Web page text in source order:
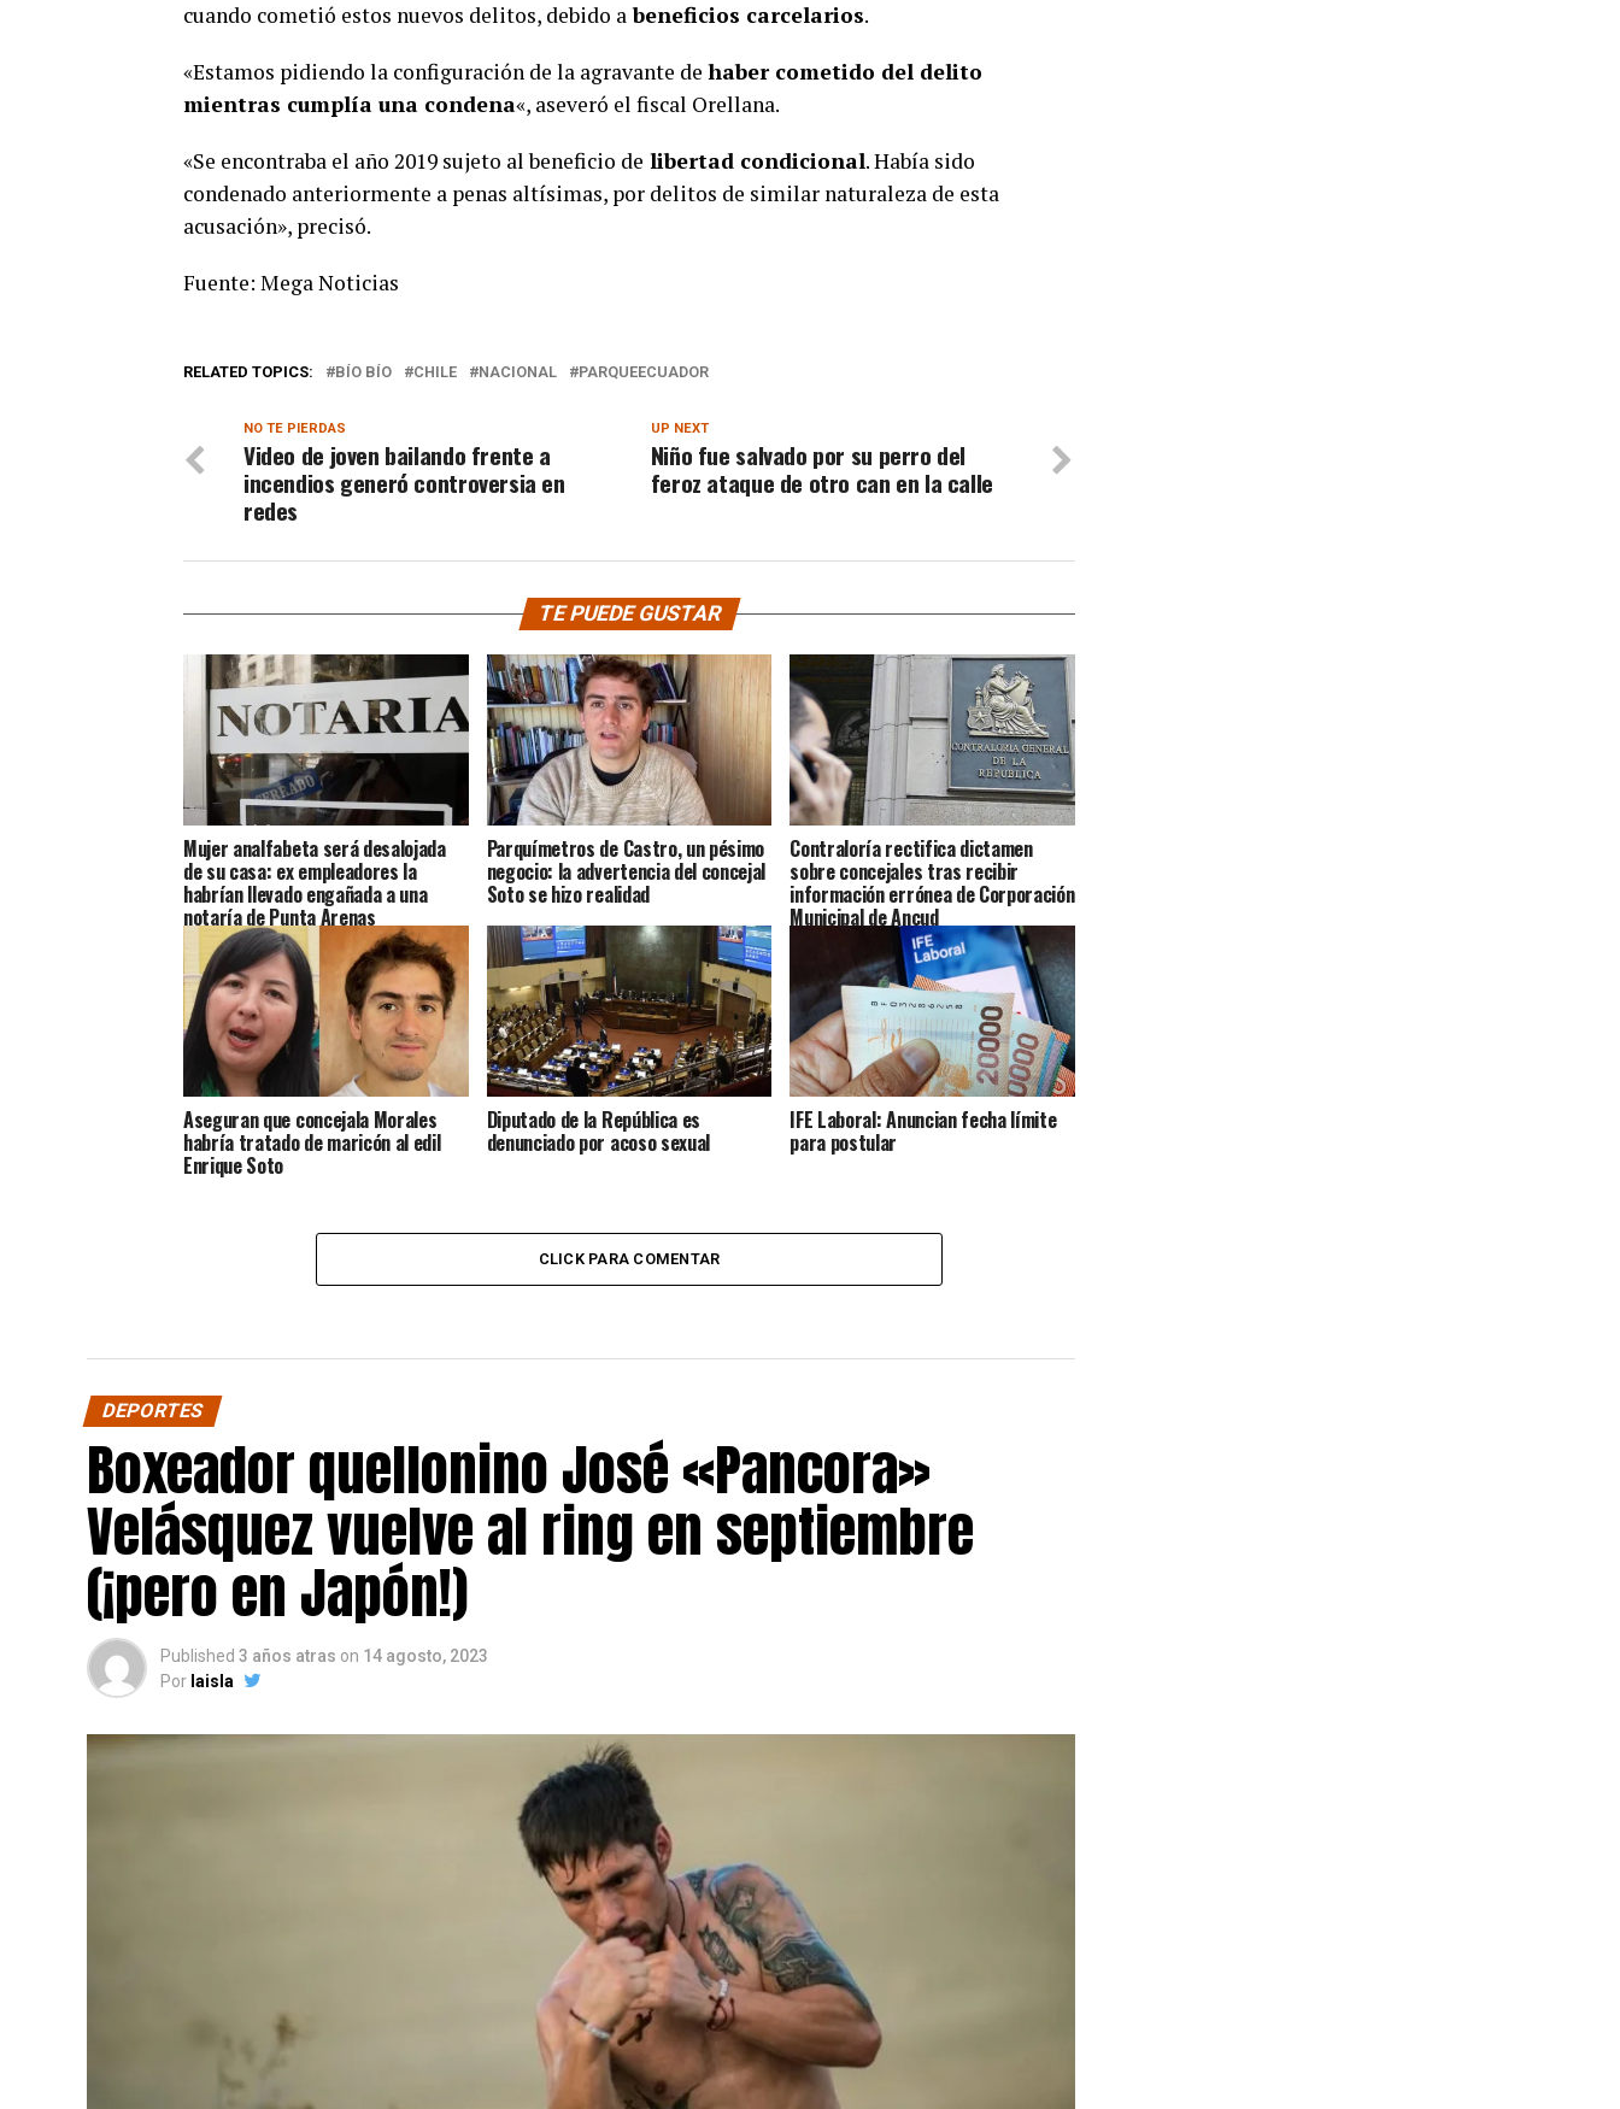
cuando cometió estos nuevos delitos, debido abeneficios carcelarios.
«Estamos pidiendo la configuración de la agravante de haber cometido del delito
mientras cumplía una condena«, aseveró el fiscal Orellana.
«Se encontraba el año 2019 sujeto al beneficio de libertad condicional. Había sido
condenado anteriormente a penas altísimas, por delitos de similar naturaleza de esta
acusación», precisó.
Fuente: Mega Noticias
RELATED TOPICS: BÍO BÍO CHILE NACIONAL PARQUEECUADOR
UP NEXT
Niño fue salvado por su perro del
feroz ataque de otro can en la calle
NO TE PIERDAS
Video de joven bailando frente a
incendios generó controversia en
redes
TE PUEDE GUSTAR
Mujer analfabeta será desalojada
de su casa: ex empleadores la
habrían llevado engañada a una
notaría de Punta Arenas
Parquímetros de Castro, un pésimo
negocio: la advertencia del concejal
Soto se hizo realidad
Contraloría rectifica dictamen
sobre concejales tras recibir
información errónea de Corporación
Municipal de Ancud
Aseguran que concejala Morales
habría tratado de maricón al edil
Enrique Soto
Diputado de la República es
denunciado por acoso sexual
IFE Laboral: Anuncian fecha límite
para postular
CLICK PARA COMENTAR
DEPORTES
Boxeador quellonino José «Pancora»
Velásquez vuelve al ring en septiembre
(¡pero en Japón!)
Published 3 años atras on 14 agosto, 2023
Por laisla